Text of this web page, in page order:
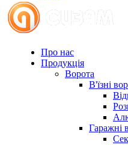
Про нас
Продукція
Ворота
В'їзні
Гаражні